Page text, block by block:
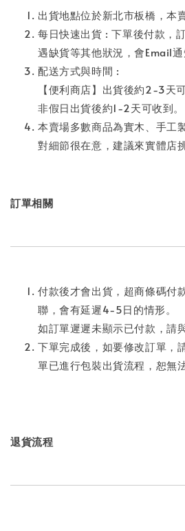
出貨地點位於新北市板橋，本
每日快速出貨 : 下單後付款，
遇缺貨等其他狀況，會Email通
配送方式與時間 :
【便利商店】出貨後約2-3天
非假日出貨後約1-2天可收到。
本賣場多數商品為實木、手工
對細節很在意，建議來實體店挑
訂單相關
付款後才會出貨，超商條碼付
聯，會有延遲4-5日的情形。
如訂單遲遲未顯示已付款，請
下單完成後，如要修改訂單，
單已進行包裝出貨流程，恕無
退貨流程